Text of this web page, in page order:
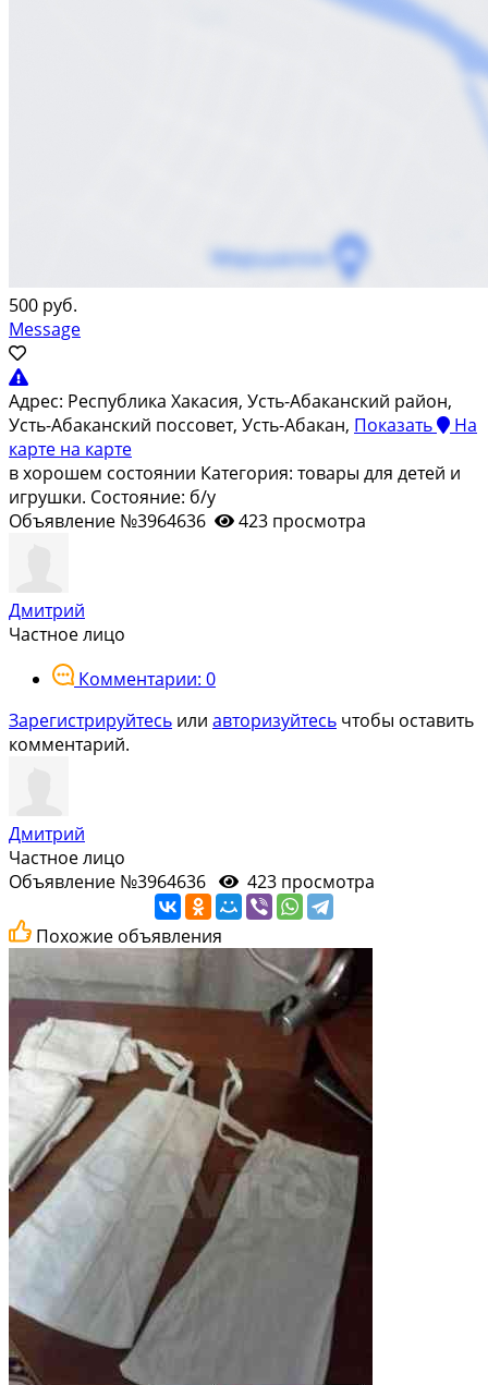
500 руб.
Message
Адрес: Республика Хакасия, Усть-Абаканский район,
Усть-Абаканский поссовет, Усть-Абакан, Показать
На
карте на карте
в хорошем состоянии Категория: товары для детей и
игрушки. Состояние: б/у
Объявление №3964636
423 просмотра
Дмитрий
Частное лицо
Комментарии: 0
Зарегистрируйтесь или авторизуйтесь чтобы оставить
комментарий.
Дмитрий
Частное лицо
Объявление №3964636
423 просмотра
Похожие объявления